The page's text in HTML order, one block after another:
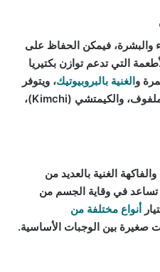
والبشرة، فيمكن الحفاظ على
التي تدعم توازن بكتيريا
والغنية بالبروبيوتيك، ويتوفر
البروبيوتيك في الزبادي، ومخلل الملفوف، والكيمتشي (Kimchi)،
الغنية بالعديد من
تساعد في وقاية الجسم من
أنواع مختلفة من
صغيرة بين الوجبات الأساسية.